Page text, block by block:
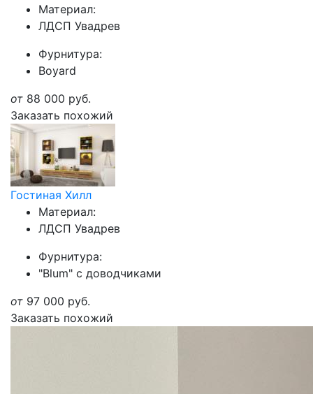
Материал:
ЛДСП Увадрев
Фурнитура:
Boyard
от 88 000 руб.
Заказать похожий
Гостиная Хилл
Материал:
ЛДСП Увадрев
Фурнитура:
"Blum" с доводчиками
от 97 000 руб.
Заказать похожий